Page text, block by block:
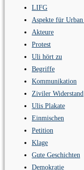
LIFG
Aspekte für
Akteure
Protest
Uli hört zu
Begriffe
Kommunikation
Ziviler Widerstand
Ulis Plakate
Einmischen
Petition
Klage
Gute Geschichten
Demokratie